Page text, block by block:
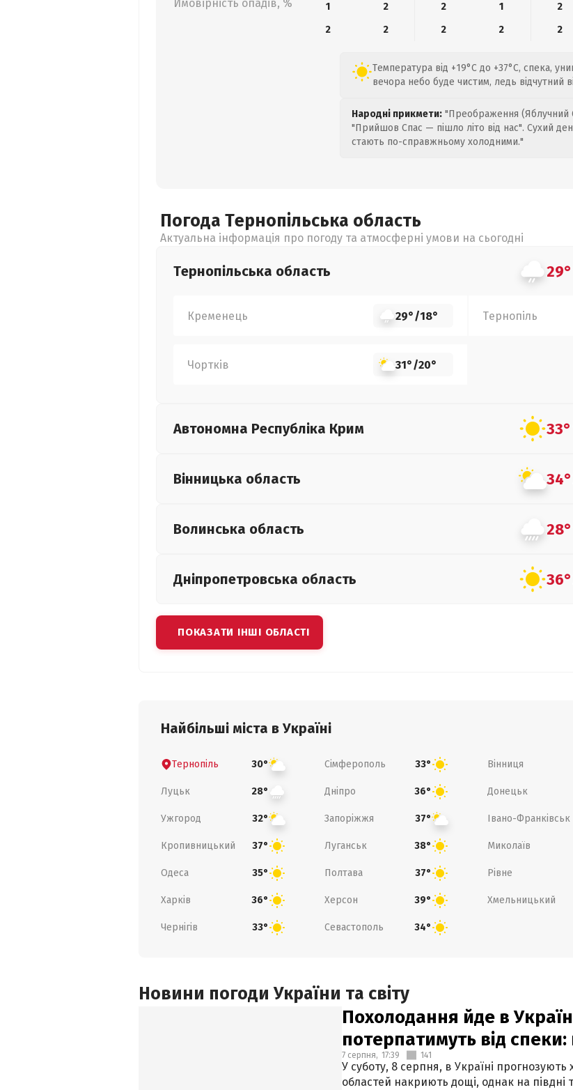
Ймовірність опадів, %
1
2 2 1 2
2
2 2 2 2
Температура від +19°C до +37°C, спека,
вечора небо буде чистим, ледь відчутний
Народні прикмети: "Преображення (Яблучний
"Прийшов Спас — пішло літо від нас". Сухий
стають по-справжньому холодними."
Погода Тернопільська область
Актуальна інформація про погоду та атмосферні умови на сьогодні
Тернопільська область 29°
Кременець 29°/18° Тернопіль
Чортків 31°/20°
Автономна Республіка Крим 33°
Вінницька область 34°
Волинська область 28°
Дніпропетровська область 36°
ПОКАЗАТИ ІНШІ ОБЛАСТІ
Найбільші міста в Україні
Тернопіль 30° Сімферополь 33° Вінниця
Луцьк 28° Дніпро 36° Донецьк
Ужгород 32° Запоріжжя 37° Івано-Франківськ
Кропивницький 37° Луганськ 38° Миколаїв
Одеса 35° Полтава 37° Рівне
Харків 36° Херсон 39° Хмельницький
Чернігів 33° Севастополь 34°
Новини погоди України та світу
Похолодання йде в
потерпатимуть від
7 серпня, 17:39 141
У суботу, 8 серпня, в Україні
областей накриють дощі, однак на півдні